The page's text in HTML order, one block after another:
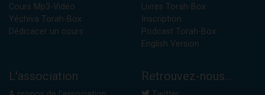
Cours Mp3-Vidéo
Yéchiva Torah-Box
Dédicacer un cours
Livres Torah-Box
Inscription
Podcast Torah-Box
English Version
L'association Retrouvez-nous...